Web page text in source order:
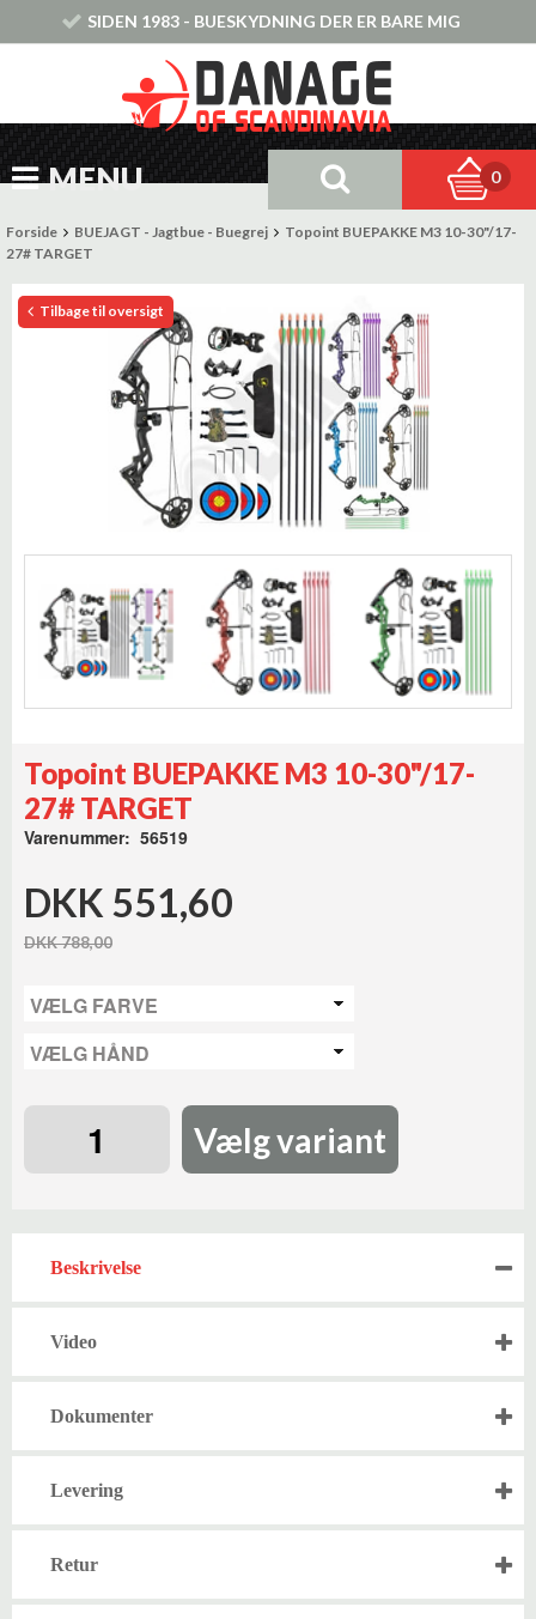
SIDEN 1983 - BUESKYDNING DER ER BARE MIG
MENU 0
Forside BUEJAGT - Jagtbue - Buegrej
Topoint BUEPAKKE M3 10-30"/17-
27# TARGET
Tilbage til oversigt
Topoint BUEPAKKE M3 10-30"/17-
27# TARGET
Varenummer: 56519
DKK 551,60
DKK 788,00
Vælg variant
Beskrivelse
Video
Dokumenter
Levering
Retur